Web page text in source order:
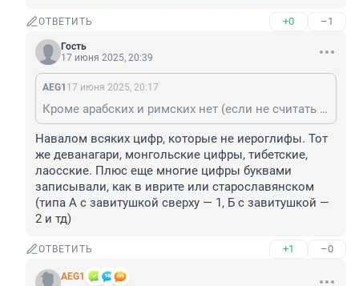
ОТВЕТИТЬ +0 –1
Гость
17 июня 2025, 20:39
AEG1 17 июня 2025, 20:17
Кроме арабских и римских нет (если не считать разные иероглифы). Так что придется придумывать свои. Можно под это дело комиссию или комитет создать.
Навалом всяких цифр, которые не иероглифы. Тот
же деванагари, монгольские цифры, тибетские,
лаосские. Плюс еще многие цифры буквами
записывали, как в иврите или старославянском
(типа А с завитушкой сверху — 1, Б с завитушкой —
2 и тд)
ОТВЕТИТЬ +1 –0
AEG1